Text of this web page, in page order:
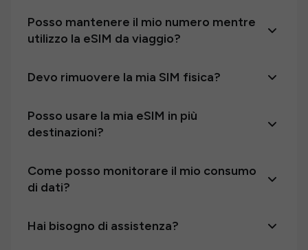
Posso mantenere il mio numero mentre
utilizzo la eSIM da viaggio?
Devo rimuovere la mia SIM fisica?
Posso usare la mia eSIM in più
destinazioni?
Come posso monitorare il mio consumo
di dati?
Hai bisogno di assistenza?